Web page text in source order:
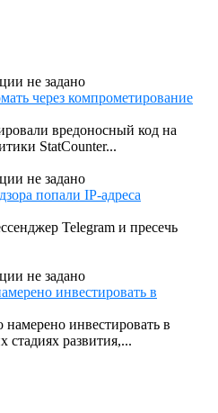
через компрометирование
вредоносный код на
StatCounter...
попали IP-адреса
Telegram и пресечь
инвестировать в
намерено инвестировать в
стадиях развития,...